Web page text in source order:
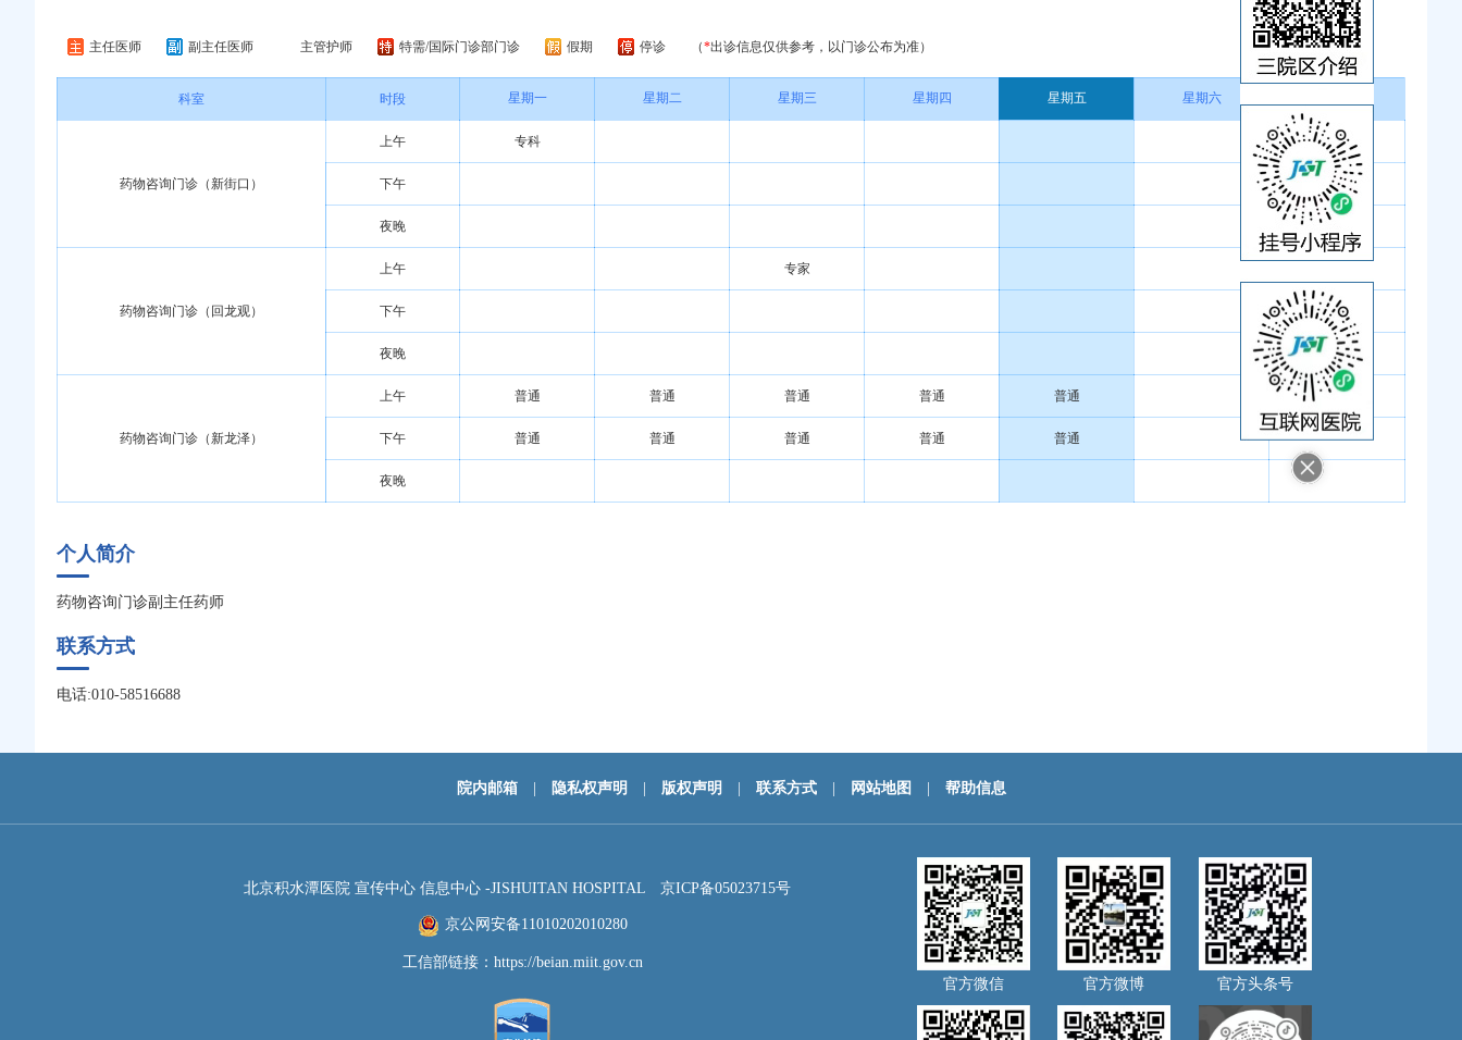
主任医师 副主任医师 主管护师 特需/国际门诊部门诊 假期 停诊 （*出诊信息仅供参考，以门诊公布为准）
科室 时段 星期一 星期二 星期三 星期四 星期五 星期六
药物咨询门诊（新街口）
上午 专科
下午
夜晚
药物咨询门诊（回龙观）
上午 专家
下午
夜晚
药物咨询门诊（新龙泽）
上午 普通 普通 普通 普通 普通
下午 普通 普通 普通 普通 普通
夜晚
个人简介
药物咨询门诊副主任药师
联系方式
电话:010-58516688
院内邮箱 隐私权声明 版权声明 联系方式 网站地图 帮助信息
北京积水潭医院 宣传中心 信息中心 -JISHUITAN HOSPITAL 京ICP备05023715号
京公网安备11010202010280
工信部链接： https://beian.miit.gov.cn
官方微信
官方微博 官方头条号